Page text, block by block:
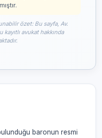
özet: Bu sayfa, Av.
avukat hakkında
baronun resmi